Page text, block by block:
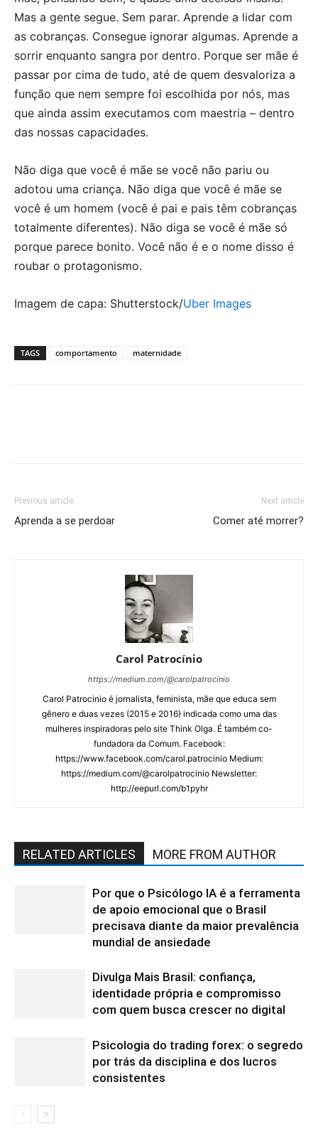
Mas a gente segue. Sem parar. Aprende a lidar com
as cobranças. Consegue ignorar algumas. Aprende a
sorrir enquanto sangra por dentro. Porque ser mãe é
passar por cima de tudo, até de quem desvaloriza a
função que nem sempre foi escolhida por nós, mas
que ainda assim executamos com maestria – dentro
das nossas capacidades.
Não diga que você é mãe se você não pariu ou
adotou uma criança. Não diga que você é mãe se
você é um homem (você é pai e pais têm cobranças
totalmente diferentes). Não diga se você é mãe só
porque parece bonito. Você não é e o nome disso é
roubar o protagonismo.
Imagem de capa: Shutterstock/Uber Images
TAGS comportamento maternidade
Previous article
Aprenda a se perdoar
Next article
Comer até morrer?
Carol Patrocínio
https://medium.com/@carolpatrocinio
Carol Patrocinio é jornalista, feminista, mãe que educa sem
gênero e duas vezes (2015 e 2016) indicada como uma das
mulheres inspiradoras pelo site Think Olga. É também co-
fundadora da Comum. Facebook:
https://www.facebook.com/carol.patrocinio Medium:
https://medium.com/@carolpatrocinio Newsletter:
http://eepurl.com/b1pyhr
RELATED ARTICLES MORE FROM AUTHOR
Por que o Psicólogo IA é a ferramenta
de apoio emocional que o Brasil
precisava diante da maior prevalência
mundial de ansiedade
Divulga Mais Brasil: confiança,
identidade própria e compromisso
com quem busca crescer no digital
Psicologia do trading forex: o segredo
por trás da disciplina e dos lucros
consistentes